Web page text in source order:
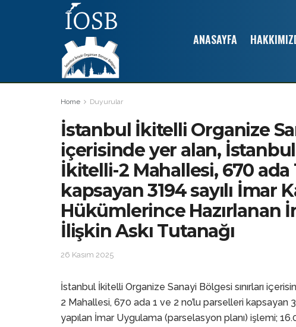
ANASAYFA
Home Duyurular
İstanbul İkitelli Organize
içerisinde yer alan,
İkitelli-2 Mahallesi, 670 ada
kapsayan 3194 sayılı İmar
Hükümlerince Hazırlanan
İlişkin Askı Tutanağı
26 Kasım 2025
İstanbul İkitelli Organize Sanayi Bölgesi sınırları
2 Mahallesi, 670 ada 1 ve 2 no’lu parselleri kapsayan
yapılan İmar Uygulama (parselasyon planı) işlemi;